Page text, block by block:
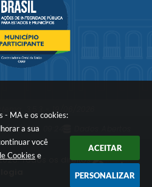
- MA e os cookies:
a sua
você
Cookies e
ACEITAR
PERSONALIZAR
08/2026 09:24
Todos os direitos